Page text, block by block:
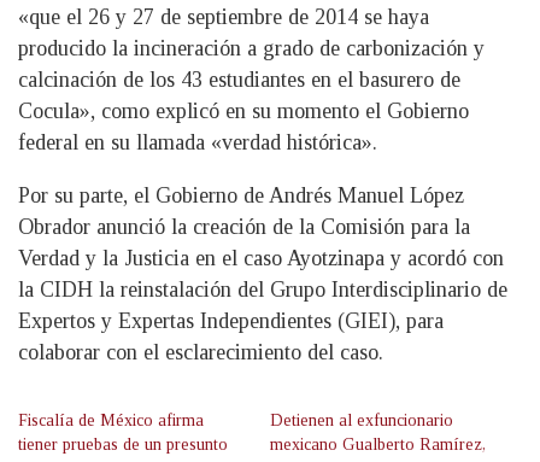
«que el 26 y 27 de septiembre de 2014 se haya
producido la incineración a grado de carbonización y
calcinación de los 43 estudiantes en el basurero de
Cocula», como explicó en su momento el Gobierno
federal en su llamada «verdad histórica».
Por su parte, el Gobierno de Andrés Manuel López
Obrador anunció la creación de la Comisión para la
Verdad y la Justicia en el caso Ayotzinapa y acordó con
la CIDH la reinstalación del Grupo Interdisciplinario de
Expertos y Expertas Independientes (GIEI), para
colaborar con el esclarecimiento del caso.
Fiscalía de México afirma
tiener pruebas de un presunto
Detienen al exfuncionario
mexicano Gualberto Ramírez,